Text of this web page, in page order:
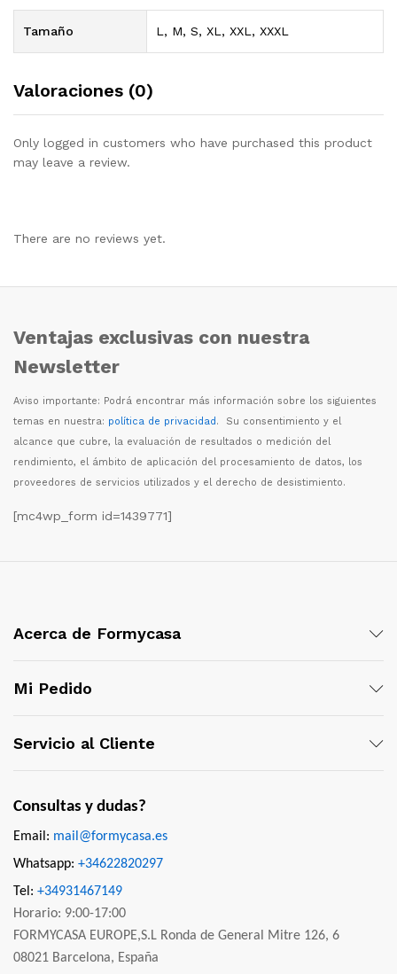
Tamaño L, M, S, XL, XXL, XXXL
Valoraciones (0)
Only logged in customers who have purchased this product
may leave a review.
There are no reviews yet.
Ventajas exclusivas con nuestra
Newsletter
Aviso importante: Podrá encontrar más información sobre los siguientes
temas en nuestra: política de privacidad. Su consentimiento y el
alcance que cubre, la evaluación de resultados o medición del
rendimiento, el ámbito de aplicación del procesamiento de datos, los
proveedores de servicios utilizados y el derecho de desistimiento.
[mc4wp_form id=1439771]
Acerca de Formycasa
Mi Pedido
Servicio al Cliente
Consultas y dudas?
Email: mail@formycasa.es
Whatsapp: +34622820297
Tel: +34931467149
Horario: 9:00-17:00
FORMYCASA EUROPE,S.L Ronda de General Mitre 126, 6
08021 Barcelona, España